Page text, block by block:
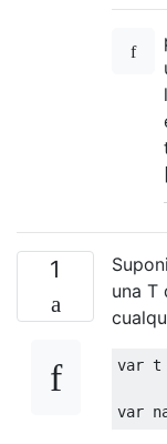
1
una T
var t
var